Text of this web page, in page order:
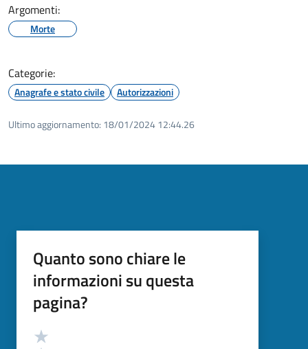
Argomenti:
Morte
Categorie:
Anagrafe e stato civile Autorizzazioni
Ultimo aggiornamento: 18/01/2024 12:44.26
Quanto sono chiare le
informazioni su questa
pagina?
Valutazione